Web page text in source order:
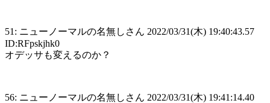
51: ニューノーマルの名無しさん 2022/03/31(木) 19:40:43.57
ID:RFpskjhk0
オデッサも変えるのか？
56: ニューノーマルの名無しさん 2022/03/31(木) 19:41:14.40